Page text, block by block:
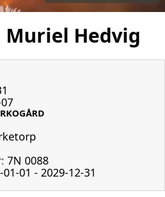
Hedvig
7N 0088
01-01 - 2029-12-31